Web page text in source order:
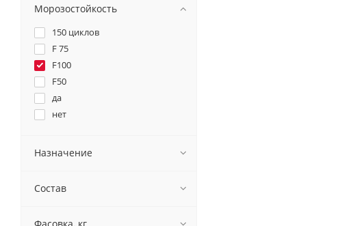
Морозостойкость
150 циклов
F 75
F100
F50
да
нет
Назначение
Состав